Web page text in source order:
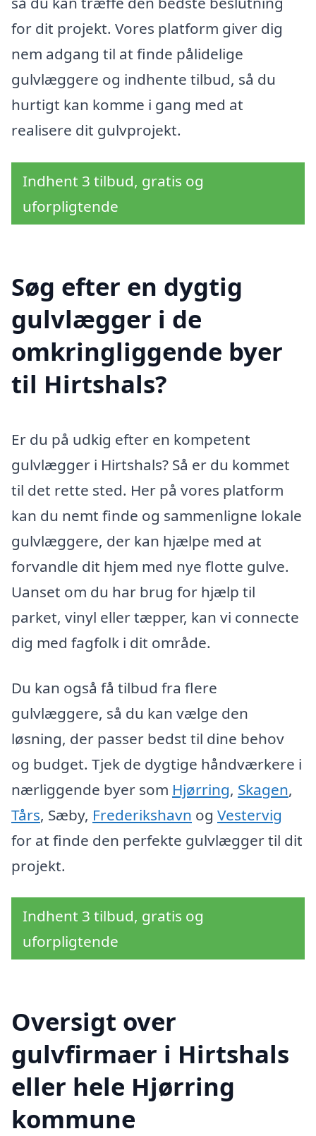
for dit projekt. Vores platform giver dig
nem adgang til at finde pålidelige
gulvlæggere og indhente tilbud, så du
hurtigt kan komme i gang med at
realisere dit gulvprojekt.
Indhent 3 tilbud, gratis og
uforpligtende
Søg efter en dygtig
gulvlægger i de
omkringliggende byer
til Hirtshals?
Er du på udkig efter en kompetent
gulvlægger i Hirtshals? Så er du kommet
til det rette sted. Her på vores platform
kan du nemt finde og sammenligne lokale
gulvlæggere, der kan hjælpe med at
forvandle dit hjem med nye flotte gulve.
Uanset om du har brug for hjælp til
parket, vinyl eller tæpper, kan vi connecte
dig med fagfolk i dit område.
Du kan også få tilbud fra flere
gulvlæggere, så du kan vælge den
løsning, der passer bedst til dine behov
og budget. Tjek de dygtige håndværkere i
nærliggende byer som Hjørring, Skagen,
Tårs, Sæby, Frederikshavn og Vestervig
for at finde den perfekte gulvlægger til dit
projekt.
Indhent 3 tilbud, gratis og
uforpligtende
Oversigt over
gulvfirmaer i Hirtshals
eller hele Hjørring
kommune